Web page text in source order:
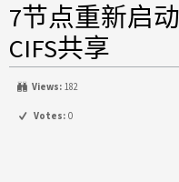
7节点重新启
CIFS共享
Views: 182
Votes: 0